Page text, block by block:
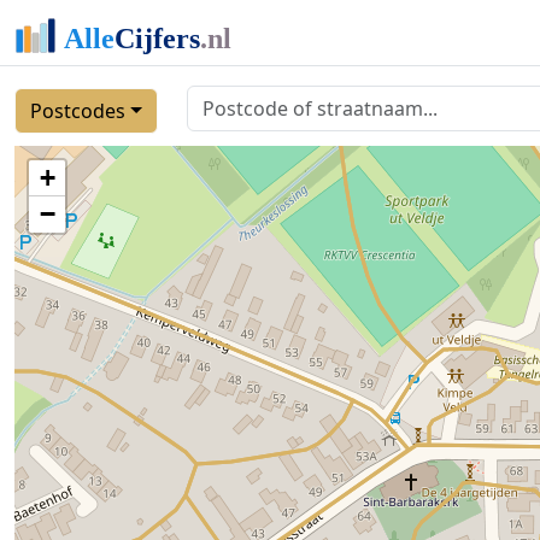
Postcodes
+
−